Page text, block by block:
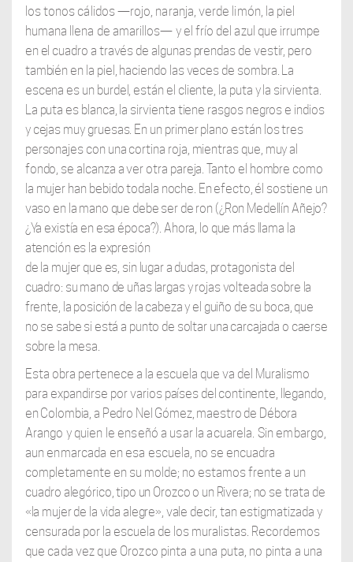
los tonos cálidos —rojo, naranja, verde limón, la piel
humana llena de amarillos— y el frío del azul que irrumpe
en el cuadro a través de algunas prendas de vestir, pero
también en la piel, haciendo las veces de sombra. La
escena es un burdel, están el cliente, la puta y la sirvienta.
La puta es blanca, la sirvienta tiene rasgos negros e indios
y cejas muy gruesas. En un primer plano están los tres
personajes con una cortina roja, mientras que, muy al
fondo, se alcanza a ver otra pareja. Tanto el hombre como
la mujer han bebido toda la noche. En efecto, él sostiene un
vaso en la mano que debe ser de ron (¿Ron Medellín Añejo?
¿Ya existía en esa época?). Ahora, lo que más llama la
atención es la expresión
de la mujer que es, sin lugar a dudas, protagonista del
cuadro: su mano de uñas largas y rojas volteada sobre la
frente, la posición de la cabeza y el guiño de su boca, que
no se sabe si está a punto de soltar una carcajada o caerse
sobre la mesa.
Esta obra pertenece a la escuela que va del Muralismo
para expandirse por varios países del continente, llegando,
en Colombia, a Pedro Nel Gómez, maestro de Débora
Arango y quien le enseñó a usar la acuarela. Sin embargo,
aun enmarcada en esa escuela, no se encuadra
completamente en su molde; no estamos frente a un
cuadro alegórico, tipo un Orozco o un Rivera; no se trata de
«la mujer de la vida alegre», vale decir, tan estigmatizada y
censurada por la escuela de los muralistas. Recordemos
que cada vez que Orozco pinta a una puta, no pinta a una